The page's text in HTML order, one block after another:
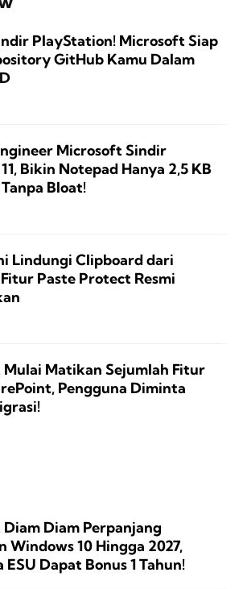
PlayStation! Microsoft Siap
GitHub Kamu Dalam
Microsoft Sindir
Bikin Notepad Hanya 2,5 KB
Bloat!
Lindungi Clipboard dari
Paste Protect Resmi
Matikan Sejumlah Fitur
Pengguna Diminta
Diam Perpanjang
Windows 10 Hingga 2027,
ESU Dapat Bonus 1 Tahun!